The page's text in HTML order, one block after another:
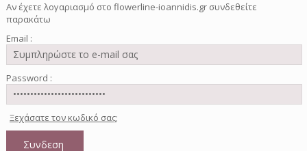
Αν έχετε λογαριασμό στο flowerline-ioannidis.gr συνδεθείτε
παρακάτω
Email :
Password :
Ξεχάσατε τον κωδικό σας;